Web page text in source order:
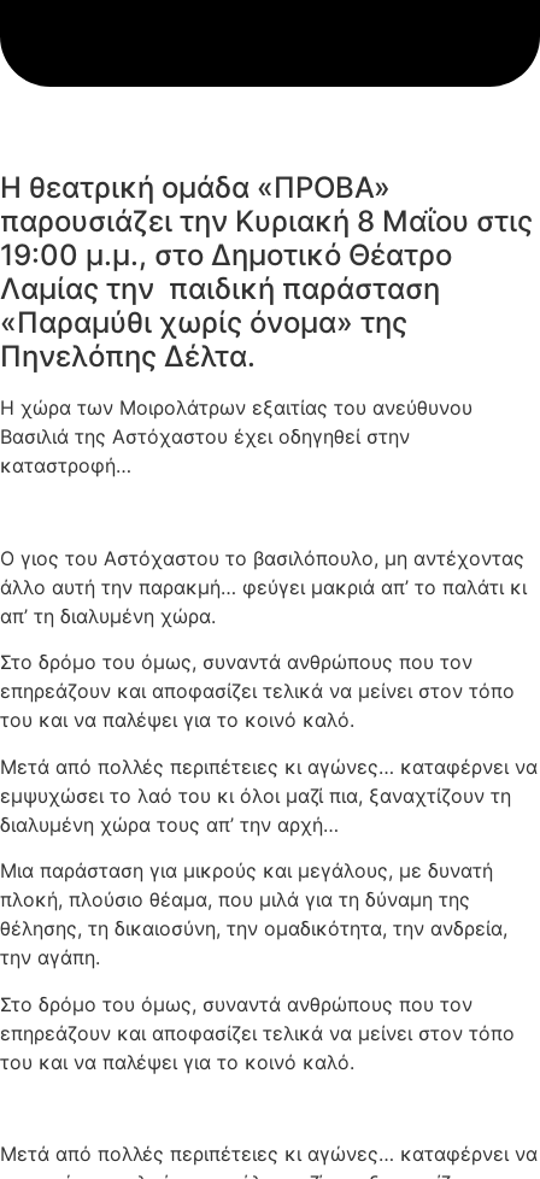
Η θεατρική ομάδα «ΠΡΟΒΑ»
παρουσιάζει την Κυριακή 8 Μαΐου στις
19:00 μ.μ., στο Δημοτικό Θέατρο
Λαμίας την παιδική παράσταση
«Παραμύθι χωρίς όνομα» της
Πηνελόπης Δέλτα.
Η χώρα των Μοιρολάτρων εξαιτίας του ανεύθυνου
Βασιλιά της Αστόχαστου έχει οδηγηθεί στην
καταστροφή…
Ο γιος του Αστόχαστου το βασιλόπουλο, μη αντέχοντας
άλλο αυτή την παρακμή… φεύγει μακριά απ’ το παλάτι κι
απ’ τη διαλυμένη χώρα.
Στο δρόμο του όμως, συναντά ανθρώπους που τον
επηρεάζουν και αποφασίζει τελικά να μείνει στον τόπο
του και να παλέψει για το κοινό καλό.
Μετά από πολλές περιπέτειες κι αγώνες… καταφέρνει να
εμψυχώσει το λαό του κι όλοι μαζί πια, ξαναχτίζουν τη
διαλυμένη χώρα τους απ’ την αρχή…
Μια παράσταση για μικρούς και μεγάλους, με δυνατή
πλοκή, πλούσιο θέαμα, που μιλά για τη δύναμη της
θέλησης, τη δικαιοσύνη, την ομαδικότητα, την ανδρεία,
την αγάπη.
Στο δρόμο του όμως, συναντά ανθρώπους που τον
επηρεάζουν και αποφασίζει τελικά να μείνει στον τόπο
του και να παλέψει για το κοινό καλό.
Μετά από πολλές περιπέτειες κι αγώνες… καταφέρνει να